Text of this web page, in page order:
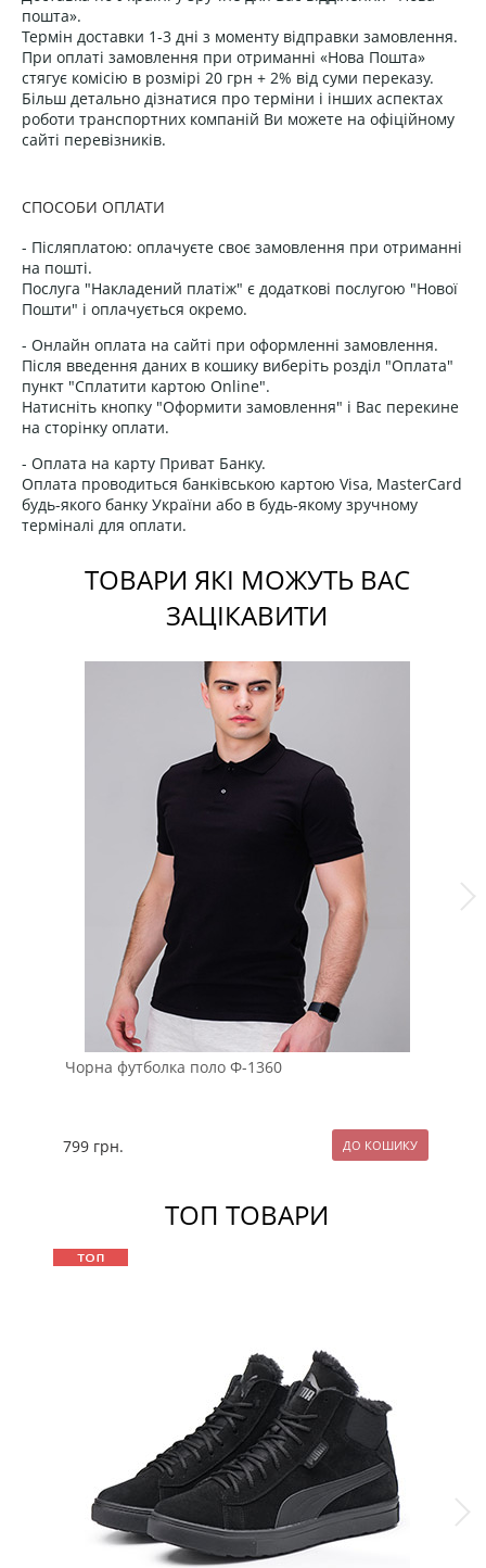
пошта».
Термін доставки 1-3 дні з моменту відправки замовлення.
При оплаті замовлення при отриманні «Нова Пошта»
стягує комісію в розмірі 20 грн + 2% від суми переказу.
Більш детально дізнатися про терміни і інших аспектах
роботи транспортних компаній Ви можете на офіційному
сайті перевізників.
СПОСОБИ ОПЛАТИ
- Післяплатою: оплачуєте своє замовлення при отриманні
на пошті.
Послуга "Накладений платіж" є додаткові послугою "Нової
Пошти" і оплачується окремо.
- Онлайн оплата на сайті при оформленні замовлення.
Після введення даних в кошику виберіть розділ "Оплата"
пункт "Сплатити картою Online".
Натисніть кнопку "Оформити замовлення" і Вас перекине
на сторінку оплати.
- Оплата на карту Приват Банку.
Оплата проводиться банківською картою Visa, MasterCard
будь-якого банку України або в будь-якому зручному
терміналі для оплати.
ТОВАРИ ЯКІ МОЖУТЬ ВАС
ЗАЦІКАВИТИ
Чорна футболка поло Ф-1360
799 грн.
ТОП ТОВАРИ